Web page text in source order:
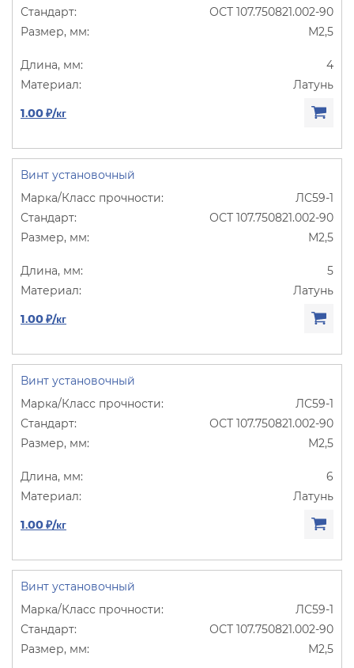
ОСТ 107.750821.002-90
М2,5
4
Латунь
1.00 ₽/кг
Винт установочный
ЛС59-1
ОСТ 107.750821.002-90
М2,5
5
Латунь
1.00 ₽/кг
Винт установочный
ЛС59-1
ОСТ 107.750821.002-90
М2,5
6
Латунь
1.00 ₽/кг
Винт установочный
ЛС59-1
ОСТ 107.750821.002-90
М2,5